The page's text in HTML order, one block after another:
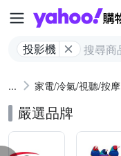
投影機
家電/冷氣/視聽/按摩
嚴選品牌